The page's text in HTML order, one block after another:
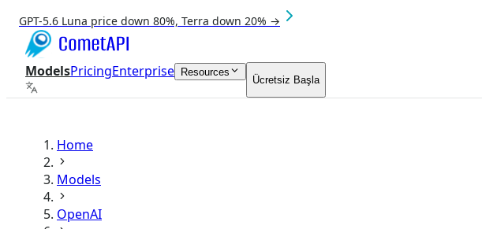
GPT-5.6 Luna price down 80%, Terra down 20% →
ModelsPricingEnterprise Resources
Ücretsiz Başla
Home
Models
OpenAI